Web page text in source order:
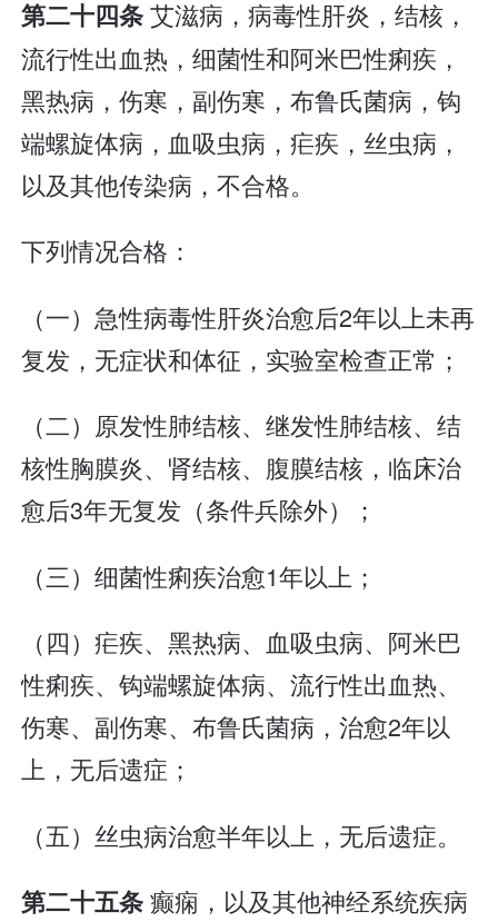
第二十四条艾滋病，病毒性肝炎，结核，
流行性出血热，细菌性和阿米巴性痢疾，
黑热病，伤寒，副伤寒，布鲁氏菌病，钩
端螺旋体病，血吸虫病，疟疾，丝虫病，
以及其他传染病，不合格。
下列情况合格：
（一）急性病毒性肝炎治愈后2年以上未再
复发，无症状和体征，实验室检查正常；
（二）原发性肺结核、继发性肺结核、结
核性胸膜炎、肾结核、腹膜结核，临床治
愈后3年无复发（条件兵除外）；
（三）细菌性痢疾治愈1年以上；
（四）疟疾、黑热病、血吸虫病、阿米巴
性痢疾、钩端螺旋体病、流行性出血热、
伤寒、副伤寒、布鲁氏菌病，治愈2年以
上，无后遗症；
（五）丝虫病治愈半年以上，无后遗症。
第二十五条癫痫，以及其他神经系统疾病